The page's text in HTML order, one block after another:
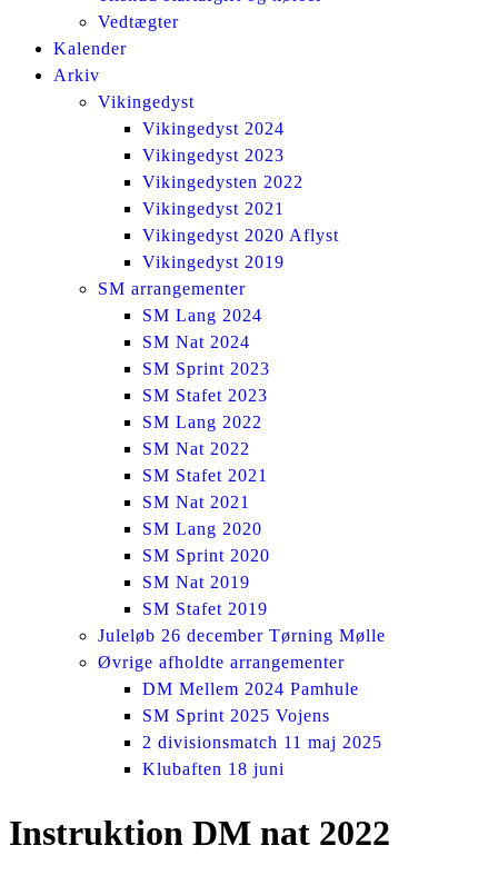
Vedtægter
Kalender
Arkiv
Vikingedyst
Vikingedyst 2024
Vikingedyst 2023
Vikingedysten 2022
Vikingedyst 2021
Vikingedyst 2020 Aflyst
Vikingedyst 2019
SM arrangementer
SM Lang 2024
SM Nat 2024
SM Sprint 2023
SM Stafet 2023
SM Lang 2022
SM Nat 2022
SM Stafet 2021
SM Nat 2021
SM Lang 2020
SM Sprint 2020
SM Nat 2019
SM Stafet 2019
Juleløb 26 december Tørning Mølle
Øvrige afholdte arrangementer
DM Mellem 2024 Pamhule
SM Sprint 2025 Vojens
2 divisionsmatch 11 maj 2025
Klubaften 18 juni
Instruktion DM nat 2022